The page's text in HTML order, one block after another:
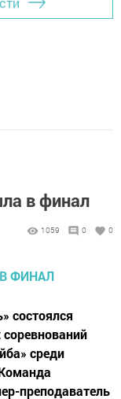
в финал
1059 0 0
состоялся
соревнований
среди
преподаватель